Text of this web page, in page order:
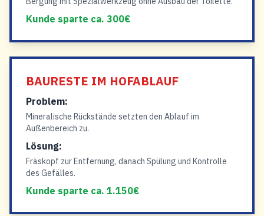
Kunde sparte ca. 300€
BAURESTE IM HOFABLAUF
Problem:
Mineralische Rückstände setzten den Ablauf im
Außenbereich zu.
Lösung:
Fräskopf zur Entfernung, danach Spülung und Kontrolle
des Gefälles.
Kunde sparte ca. 1.150€